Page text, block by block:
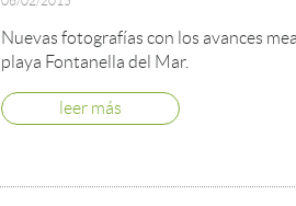
Nuevas fotografías con los avances
playa Fontanella del Mar.
leer más